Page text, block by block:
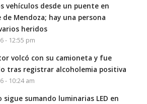
vehículos desde un puente en
de Mendoza; hay una persona
heridos
- 12:55 pm
volcó con su camioneta y fue
tras registrar alcoholemia positiva
- 10:24 am
sigue sumando luminarias LED en